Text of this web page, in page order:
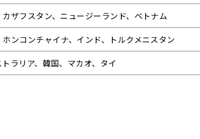
カザフスタン、ニュージーランド、ベトナム
ホンコンチャイナ、インド、トルクメニスタン
トラリア、韓国、マカオ、タイ